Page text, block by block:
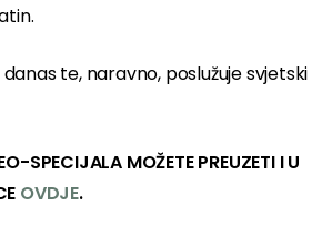
te, naravno, poslužuje svjetski
SPECIJALA MOŽETE PREUZETI I U
OVDJE.